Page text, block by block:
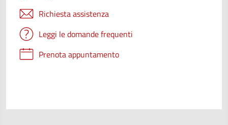
Richiesta assistenza
Leggi le domande frequenti
Prenota appuntamento